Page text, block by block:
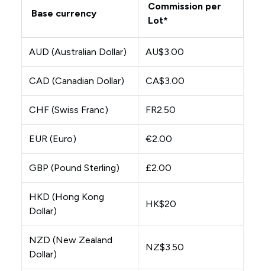
Base currency
Commission per
Lot*
AUD (Australian Dollar) AU$3.00
CAD (Canadian Dollar) CA$3.00
CHF (Swiss Franc) FR2.50
EUR (Euro) €2.00
GBP (Pound Sterling) £2.00
HKD (Hong Kong
Dollar)
HK$20
NZD (New Zealand
Dollar)
NZ$3.50